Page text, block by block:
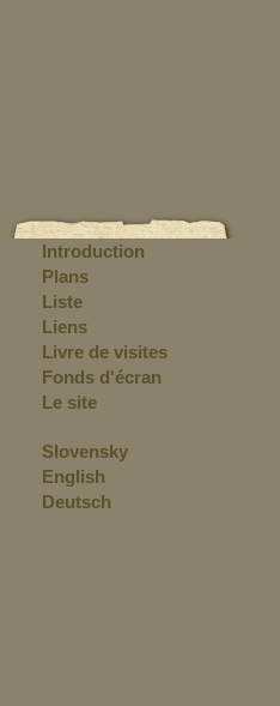
Introduction
Plans
Liste
Liens
Livre de visites
Fonds d'écran
Le site
Slovensky
English
Deutsch